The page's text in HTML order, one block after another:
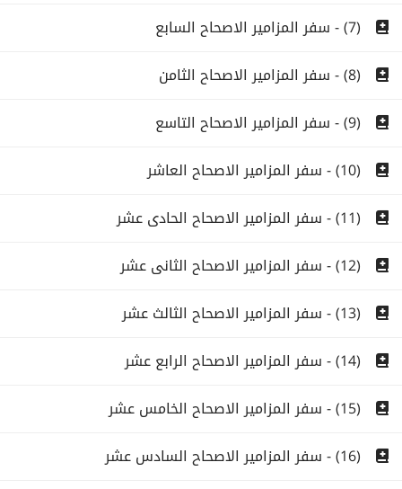
(7) - سفر المزامير الاصحاح السابع
(8) - سفر المزامير الاصحاح الثامن
(9) - سفر المزامير الاصحاح التاسع
(10) - سفر المزامير الاصحاح العاشر
(11) - سفر المزامير الاصحاح الحادى عشر
(12) - سفر المزامير الاصحاح الثانى عشر
(13) - سفر المزامير الاصحاح الثالث عشر
(14) - سفر المزامير الاصحاح الرابع عشر
(15) - سفر المزامير الاصحاح الخامس عشر
(16) - سفر المزامير الاصحاح السادس عشر